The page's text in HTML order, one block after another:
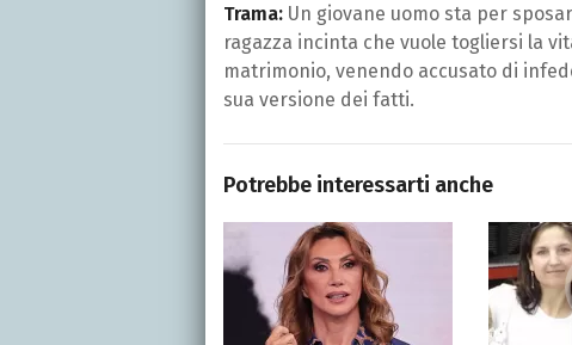
Trama: Un giovane uomo sta per
ragazza incinta che vuole togliersi la
matrimonio, venendo accusato di
sua versione dei fatti.
Potrebbe interessarti anche